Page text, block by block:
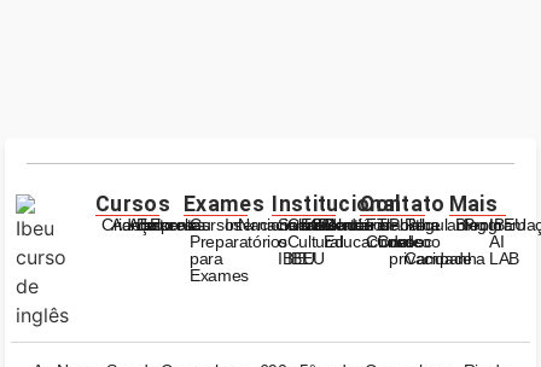
Cursos
Criança
Adolescente
Adulto
Empresas
Escolas
Exames
Cursos
Preparatórios
para
Exames
Internacionais
Nacionais
Institucional
Sobre
o
IBEU
Centro
Cultural
IBEU
ESG
Unidades
Calendário
Relatórios
Conta
Educacional
Contato
Fale
Conosco
Trabalhe
Conosco
Politica
de
privacidade
Regulamento
de
Campanha
Mais
BlogIBEU
AI
LAB